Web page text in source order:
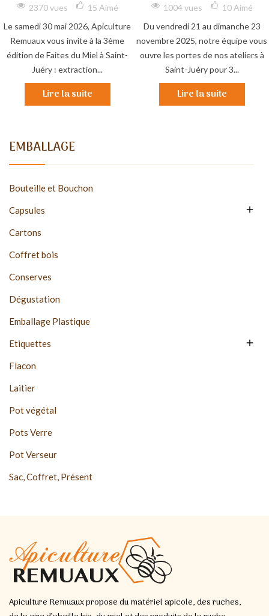
EMBALLAGE
Bouteille et Bouchon
Capsules 
Cartons
Coffret bois
Conserves
Dégustation
Emballage Plastique
Etiquettes 
Flacon
Laitier
Pot végétal
Pots Verre
Pot Verseur
Sac, Coffret, Présent
2370 vues 15 Aimé
Le samedi 30 mai 2026, Apiculture
Remuaux vous invite à la 3ème
édition de Faites du Miel à Saint-
Juéry : extraction...
Lire la suite
1004 vues 10 Aimé
Du vendredi 21 au dimanche 23
novembre 2025, notre équipe vous
ouvre les portes de nos ateliers à
Saint-Juéry pour 3...
Lire la suite
Apiculture Remuaux propose du matériel apicole, des ruches,